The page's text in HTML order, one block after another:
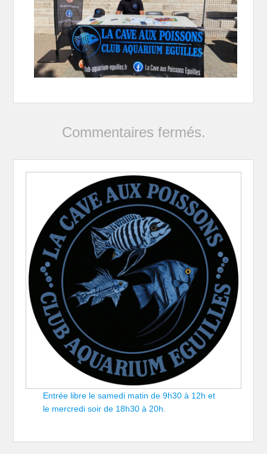
Commentaires fermés.
Entrée libre le samedi matin de 9h30 à 12h et
le mercredi soir de 18h30 à 20h.